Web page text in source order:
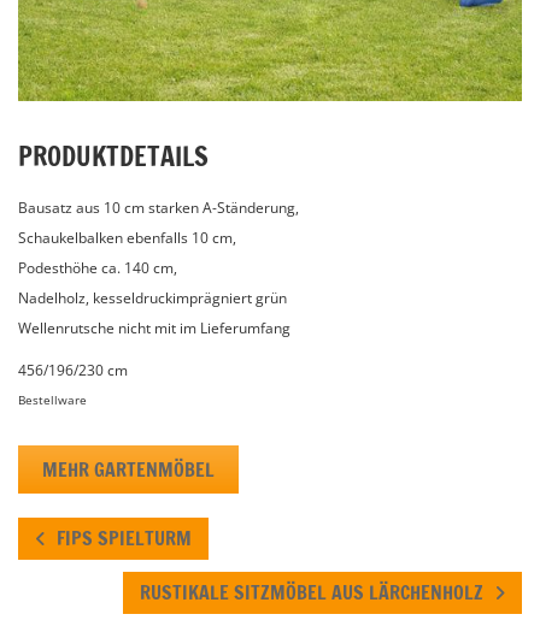
PRODUKTDETAILS
Bausatz aus 10 cm starken A-Ständerung,
Schaukelbalken ebenfalls 10 cm,
Podesthöhe ca. 140 cm,
Nadelholz, kesseldruckimprägniert grün
Wellenrutsche nicht mit im Lieferumfang
456/196/230 cm
Bestellware
MEHR GARTENMÖBEL
FIPS SPIELTURM
RUSTIKALE SITZMÖBEL AUS LÄRCHENHOLZ